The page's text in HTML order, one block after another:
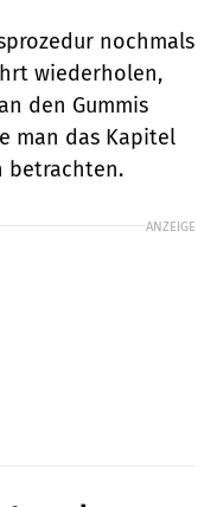
nochmals
wiederholen,
den Gummis
man das Kapitel
betrachten.
ANZEIGE